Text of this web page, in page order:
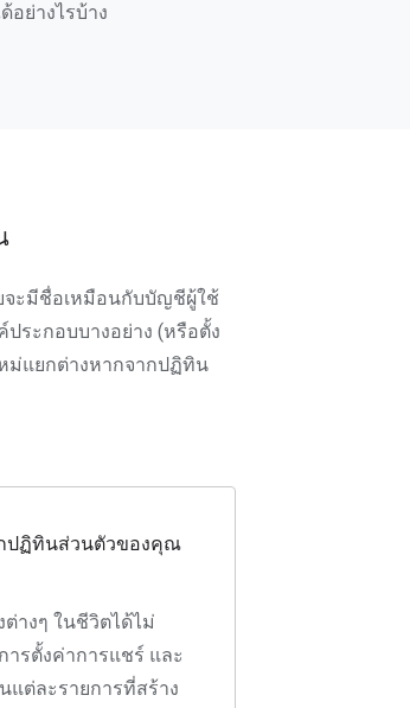
อย่างไรบ้าง
จะมีชื่อเหมือนกับบัญชีผู้ใช้
ระกอบบางอย่าง (หรือตั้ง
ม่แยกต่างหากจากปฏิทิน
ปฏิทินส่วนตัวของคุณ
างๆ ในชีวิตได้ไม่
รตั้งค่าการแชร์ และ
ต่ละรายการที่สร้าง